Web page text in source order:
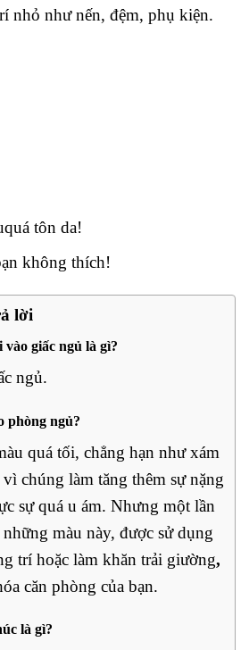
nhỏ như nến, đệm, phụ kiện.
tôn da!
không thích!
lời
giấc ngủ là gì?
ngủ.
phòng ngủ?
quá tối, chẳng hạn như xám
chúng làm tăng thêm sự nặng
sự quá u ám. Nhưng một lần
màu này, được sử dụng
trí hoặc làm khăn trải giường,
căn phòng của bạn.
là gì?